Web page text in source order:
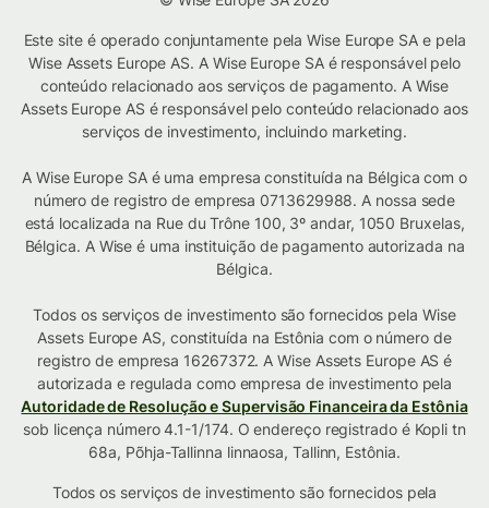
Este site é operado conjuntamente pela Wise Europe SA e pela
Wise Assets Europe AS. A Wise Europe SA é responsável pelo
conteúdo relacionado aos serviços de pagamento. A Wise
Assets Europe AS é responsável pelo conteúdo relacionado aos
serviços de investimento, incluindo marketing.
A Wise Europe SA é uma empresa constituída na Bélgica com o
número de registro de empresa 0713629988. A nossa sede
está localizada na Rue du Trône 100, 3º andar, 1050 Bruxelas,
Bélgica. A Wise é uma instituição de pagamento autorizada na
Bélgica.
Todos os serviços de investimento são fornecidos pela Wise
Assets Europe AS, constituída na Estônia com o número de
registro de empresa 16267372. A Wise Assets Europe AS é
autorizada e regulada como empresa de investimento pela
Autoridade de Resolução e Supervisão Financeira da Estônia
sob licença número 4.1-1/174. O endereço registrado é Kopli tn
68a, Põhja-Tallinna linnaosa, Tallinn, Estônia.
Todos os serviços de investimento são fornecidos pela